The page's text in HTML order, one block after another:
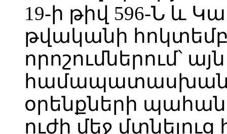
19-ի թիվ 596-Ն և
թվականի
որոշումներում՝ այն
օրենքների
ուժի մեջ